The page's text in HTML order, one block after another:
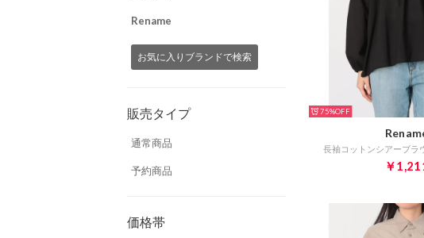
Rename
お気に入りブランドで検索
販売タイプ
通常商品
予約商品
価格帯
75%
長袖コットンシアーブラ
￥